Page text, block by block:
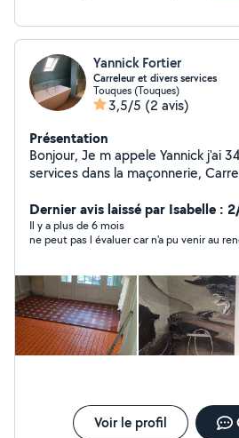
Yannick Fortier
Carreleur et divers services
Touques (Touques)
3,5/5 (2 avis)
Présentation
Bonjour, Je m appele Yannick j'ai 34 ans Je propose mes
services dans la maçonnerie,
expérience à mon actif dont 5 ans
individuelle
Dernier avis laissé par Isabelle :
Il y a plus de 6 mois
ne peut pas l évaluer car n'a pu venir au
Voir le profil